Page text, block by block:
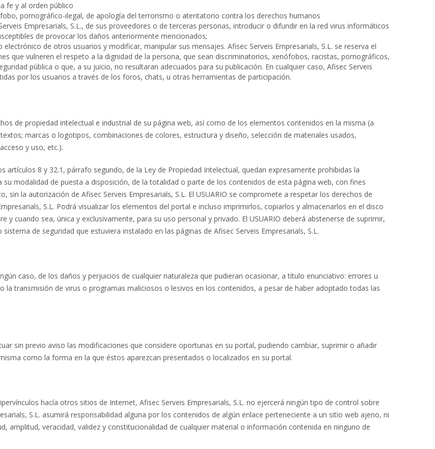
fe y al orden público
pornográfico-ilegal, de apología del terrorismo o atentatorio contra los derechos humanos
Empresarials, S.L., de sus proveedores o de terceras personas, introducir o difundir en la red virus informáticos
de provocar los daños anteriormente mencionados;
de otros usuarios y modificar, manipular sus mensajes. Afisec Serveis Empresarials, S.L. se reserva el
que vulneren el respeto a la dignidad de la persona, que sean discriminatorios, xenófobos, racistas, pornográficos,
pública o que, a su juicio, no resultaran adecuados para su publicación. En cualquier caso, Afisec Serveis
por los usuarios a través de los foros, chats, u otras herramientas de participación.
de propiedad intelectual e industrial de su página web, así como de los elementos contenidos en la misma (a
marcas o logotipos, combinaciones de colores, estructura y diseño, selección de materiales usados,
y uso, etc.).
artículos 8 y 32.1, párrafo segundo, de la Ley de Propiedad Intelectual, quedan expresamente prohibidas la
modalidad de puesta a disposición, de la totalidad o parte de los contenidos de esta página web, con fines
la autorización de Afisec Serveis Empresarials, S.L. El USUARIO se compromete a respetar los derechos de
S.L. Podrá visualizar los elementos del portal e incluso imprimirlos, copiarlos y almacenarlos en el disco
cuando sea, única y exclusivamente, para su uso personal y privado. El USUARIO deberá abstenerse de suprimir,
de seguridad que estuviera instalado en las páginas de Afisec Serveis Empresarials, S.L.
caso, de los daños y perjuicios de cualquier naturaleza que pudieran ocasionar, a título enunciativo: errores u
transmisión de virus o programas maliciosos o lesivos en los contenidos, a pesar de haber adoptado todas las
sin previo aviso las modificaciones que considere oportunas en su portal, pudiendo cambiar, suprimir o añadir
como la forma en la que éstos aparezcan presentados o localizados en su portal.
hacía otros sitios de Internet, Afisec Serveis Empresarials, S.L. no ejercerá ningún tipo de control sobre
S.L. asumirá responsabilidad alguna por los contenidos de algún enlace perteneciente a un sitio web ajeno, ni
amplitud, veracidad, validez y constitucionalidad de cualquier material o información contenida en ninguno de